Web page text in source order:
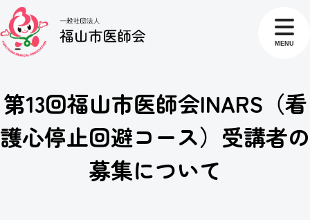
MENU
第13回福山市医師会INARS（看
護心停止回避コース）受講者の
募集について